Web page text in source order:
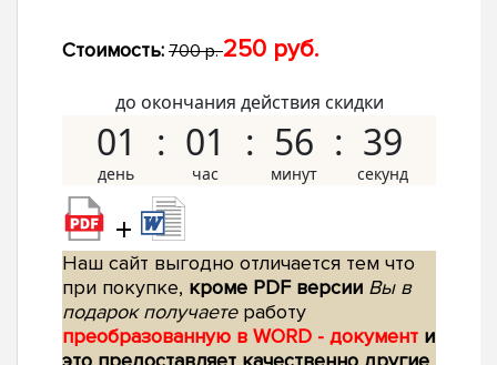
Стоимость: 700 р.250 руб.
до окончания действия скидки
01 01 56 38
+
Наш сайт выгодно отличается тем что
при покупке, кроме PDF версии Вы в
подарок получаетеработу
преобразованную в WORD - документ и